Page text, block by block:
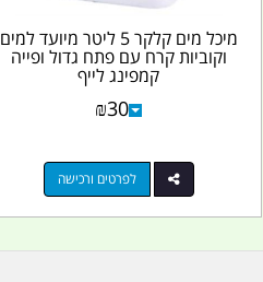
מיכל מים קלקר 5 ליטר מיועד למים
וקוביות קרח עם פתח גדול ופייה
קמפינג לייף
₪30
לפרטים ורכישה